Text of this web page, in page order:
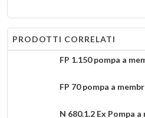
PRODOTTI CORRELATI
FP 1.150 pompa a
FP 70 pompa a
N 680.1.2 Ex Pompa